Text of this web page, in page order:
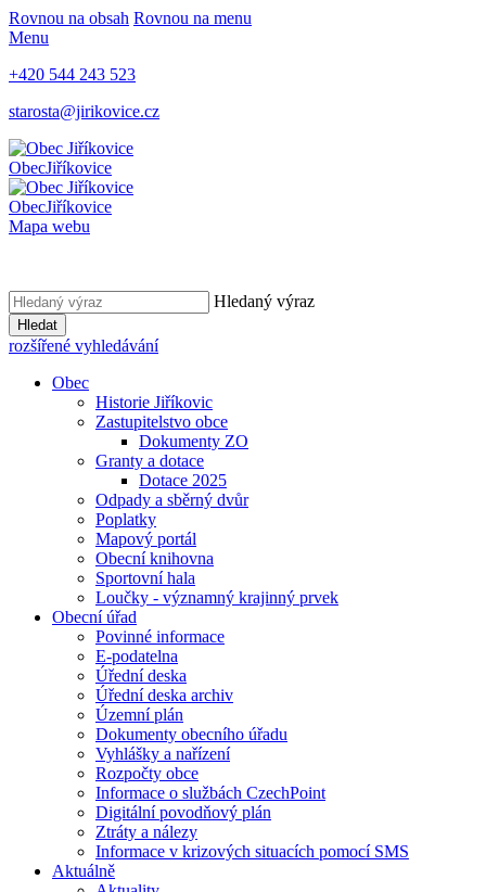
Rovnou na obsah Rovnou na menu
Menu
+420 544 243 523
starosta@jirikovice.cz
ObecJiříkovice
ObecJiříkovice
Mapa webu
Hledaný výraz
Hledat
rozšířené vyhledávání
Obec
Historie Jiříkovic
Zastupitelstvo obce
Dokumenty ZO
Granty a dotace
Dotace 2025
Odpady a sběrný dvůr
Poplatky
Mapový portál
Obecní knihovna
Sportovní hala
Loučky - významný krajinný prvek
Obecní úřad
Povinné informace
E-podatelna
Úřední deska
Úřední deska archiv
Územní plán
Dokumenty obecního úřadu
Vyhlášky a nařízení
Rozpočty obce
Informace o službách CzechPoint
Digitální povodňový plán
Ztráty a nálezy
Informace v krizových situacích pomocí SMS
Aktuálně